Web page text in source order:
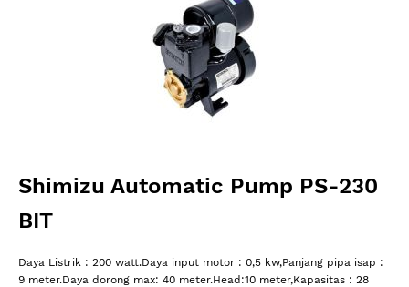
Shimizu Automatic Pump PS-230
BIT
Daya Listrik : 200 watt.Daya input motor : 0,5 kw,Panjang pipa isap :
9 meter.Daya dorong max: 40 meter.Head:10 meter,Kapasitas : 28